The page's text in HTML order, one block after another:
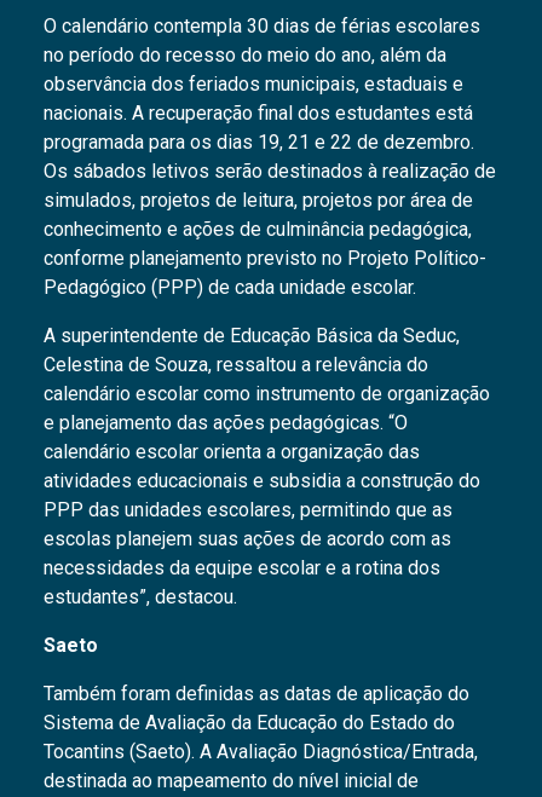
O calendário contempla 30 dias de férias escolares
no período do recesso do meio do ano, além da
observância dos feriados municipais, estaduais e
nacionais. A recuperação final dos estudantes está
programada para os dias 19, 21 e 22 de dezembro.
Os sábados letivos serão destinados à realização de
simulados, projetos de leitura, projetos por área de
conhecimento e ações de culminância pedagógica,
conforme planejamento previsto no Projeto Político-
Pedagógico (PPP) de cada unidade escolar.
A superintendente de Educação Básica da Seduc,
Celestina de Souza, ressaltou a relevância do
calendário escolar como instrumento de organização
e planejamento das ações pedagógicas. “O
calendário escolar orienta a organização das
atividades educacionais e subsidia a construção do
PPP das unidades escolares, permitindo que as
escolas planejem suas ações de acordo com as
necessidades da equipe escolar e a rotina dos
estudantes”, destacou.
Saeto
Também foram definidas as datas de aplicação do
Sistema de Avaliação da Educação do Estado do
Tocantins (Saeto). A Avaliação Diagnóstica/Entrada,
destinada ao mapeamento do nível inicial de